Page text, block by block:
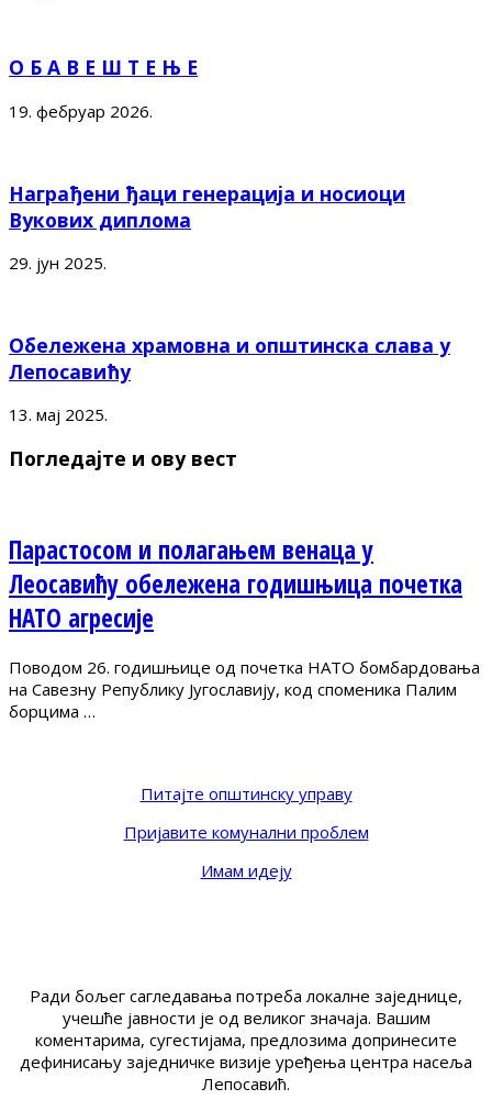
О Б А В Е Ш Т Е Њ Е
19. фебруар 2026.
Награђени ђаци генерација и носиоци
Вукових диплома
29. јун 2025.
Обележена храмовна и општинска слава у
Лепосавићу
13. мај 2025.
Погледајте и ову вест
Парастосом и полагањем венаца у
Леосавићу обележена годишњица почетка
НАТО агресије
Поводом 26. годишњице од почетка НАТО бомбардовања
на Савезну Републику Југославију, код споменика Палим
борцима …
Питајте општинску управу
Пријавите комунални проблем
Имам идеју
Ради бољег сагледавања потреба локалне заједнице,
учешће јавности је од великог значаја. Вашим
коментарима, сугестијама, предлозима допринесите
дефинисању заједничке визије уређења центра насеља
Лепосавић.